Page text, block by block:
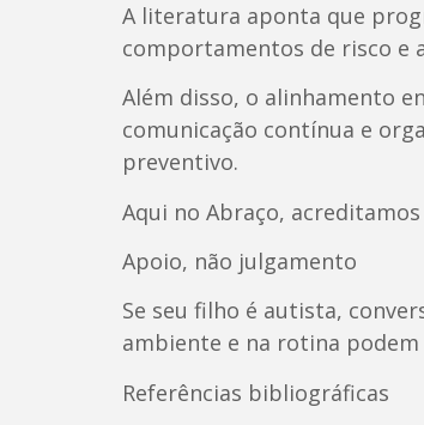
A literatura aponta que
comportamentos de risco e
Além disso, o alinhamento
comunicação contínua e
preventivo.
Aqui no Abraço,
Apoio, não julgamento
Se seu filho é autista,
ambiente e na rotina
Referências bibliográficas